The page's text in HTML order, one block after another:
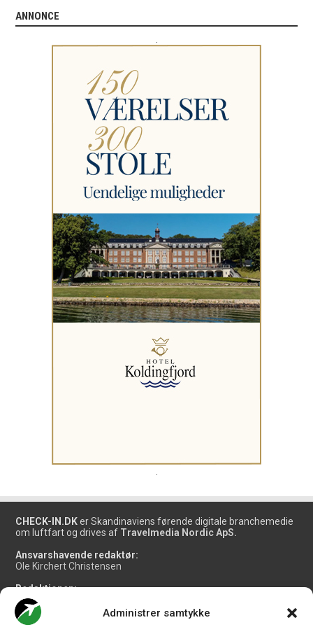
Administrer samtykke
ANNONCE
CHECK-IN.DK er Skandinaviens førende digitale branchemedie
om luftfart og drives af Travelmedia Nordic ApS.
Ansvarshavende redaktør:
Ole Kirchert Christensen
Redaktionen:
Christian Granhøj Skouboe
Henrik Baumgarten
Danny Longhi Andreasen